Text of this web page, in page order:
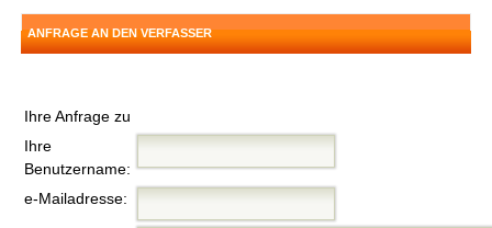
ANFRAGE AN DEN VERFASSER
Ihre Anfrage zu
Ihre
Benutzername:
e-Mailadresse: